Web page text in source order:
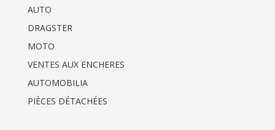
AUTO
DRAGSTER
MOTO
VENTES AUX ENCHERES
AUTOMOBILIA
PIÈCES DÉTACHÉES